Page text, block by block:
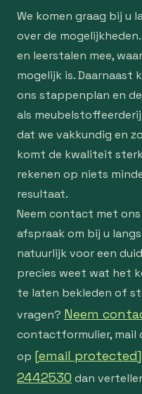
We komen graag bij u
over de
en leerstalen mee,
mogelijk is. Daarnaast
ons stappenplan en
als
dat we vakkundig en
komt de kwaliteit
rekenen op niets
resultaat.
Neem contact met
afspraak om bij u
natuurlijk voor een
precies weet wat het
te laten bekleden of
vragen? Neem
contactformulier, mail
op [email protected]
2442530 dan